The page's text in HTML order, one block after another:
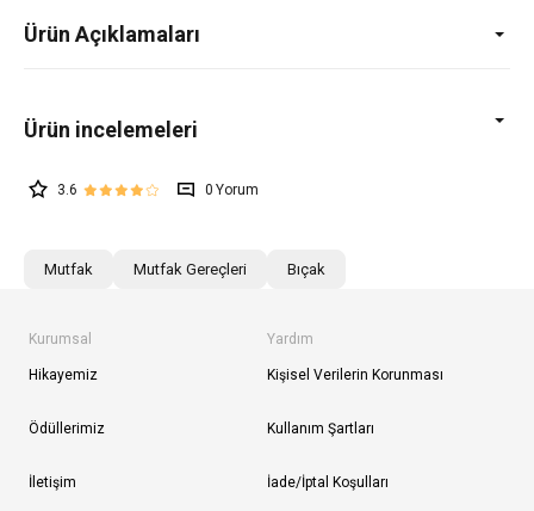
Ürün Açıklamaları
3.6 0
Mutfak Mutfak Gereçleri Bıçak
Kurumsal
Hikayemiz
Ödüllerimiz
İletişim
Yardım
Kişisel Verilerin Korunması
Kullanım Şartları
İade/İptal Koşulları